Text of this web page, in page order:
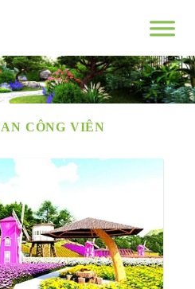
CÔNG VIÊN